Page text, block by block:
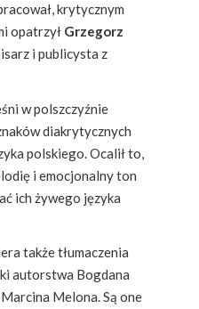
krytycznym
opatrzył Grzegorz
i publicysta z
w polszczyźnie
diakrytycznych
polskiego. Ocalił to,
i emocjonalny ton
ich żywego języka
także tłumaczenia
autorstwa Bogdana
Melona. Są one